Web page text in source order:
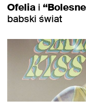
Ofelia i
babski świat